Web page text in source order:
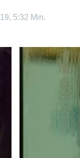
5:32 Min.